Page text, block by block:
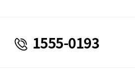
1555-0193